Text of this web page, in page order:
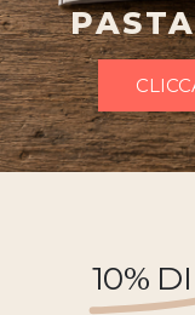
10%